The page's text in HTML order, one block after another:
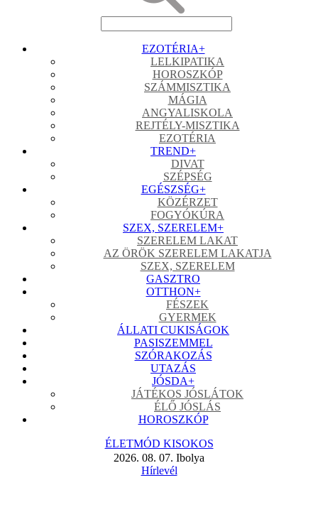
EZOTÉRIA+
LELKIPATIKA
HOROSZKÓP
SZÁMMISZTIKA
MÁGIA
ANGYALISKOLA
REJTÉLY-MISZTIKA
EZOTÉRIA
TREND+
DIVAT
SZÉPSÉG
EGÉSZSÉG+
KÖZÉRZET
FOGYÓKÚRA
SZEX, SZERELEM+
SZERELEM LAKAT
AZ ÖRÖK SZERELEM LAKATJA
SZEX, SZERELEM
GASZTRO
OTTHON+
FÉSZEK
GYERMEK
ÁLLATI CUKISÁGOK
PASISZEMMEL
SZÓRAKOZÁS
UTAZÁS
JÓSDA+
JÁTÉKOS JÓSLÁTOK
ÉLŐ JÓSLÁS
HOROSZKÓP
ÉLETMÓD KISOKOS
2026. 08. 07. Ibolya
Hírlevél